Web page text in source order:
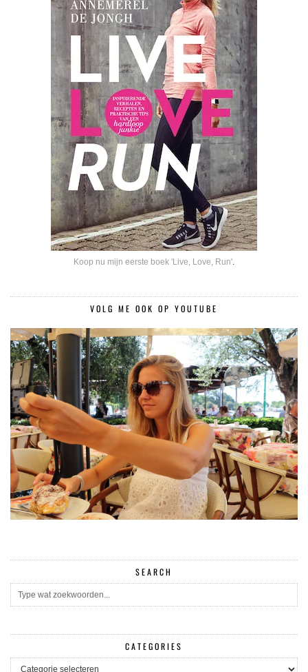
Koop nu mijn eerste boek 'Live, Love, Run'
VOLG ME OOK OP YOUTUBE
SEARCH
CATEGORIES
CATEGORIES